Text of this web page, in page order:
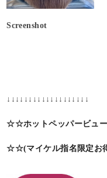
Screenshot
↓↓↓↓↓↓↓↓↓↓↓↓↓↓↓↓↓↓↓
☆☆ホットペッパービュー
☆☆(マイケル指名限定お